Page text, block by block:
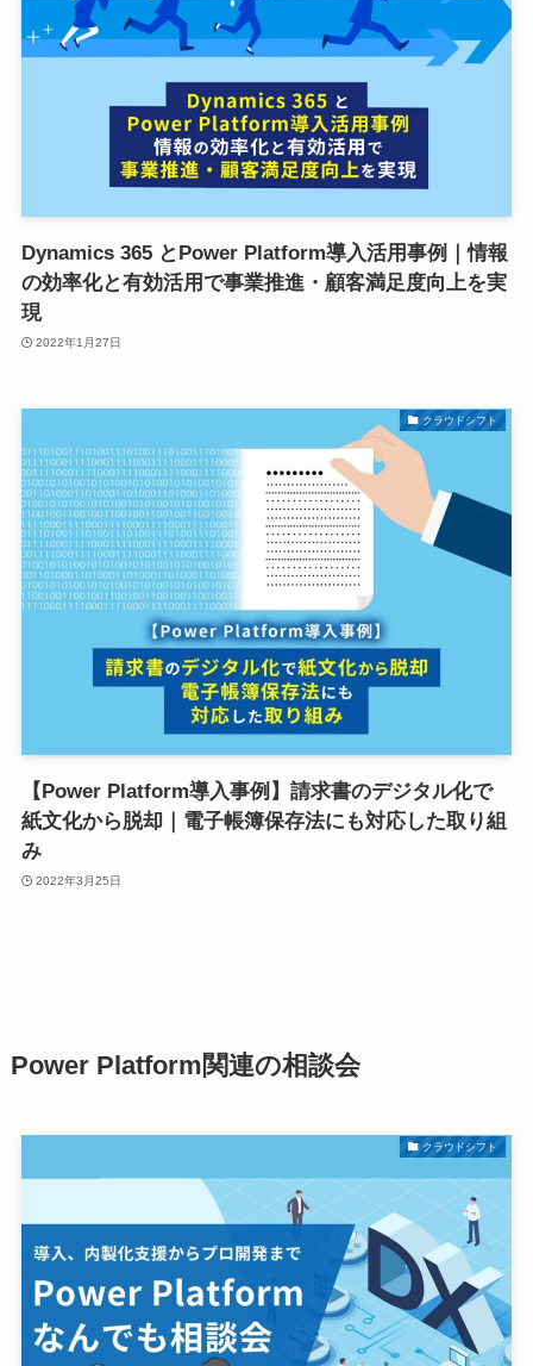
Dynamics 365 とPower Platform導入活用事例｜情報
の効率化と有効活用で事業推進・顧客満足度向上を実
現
2022年1月27日
クラウドシフト
【Power Platform導入事例】請求書のデジタル化で
紙文化から脱却｜電子帳簿保存法にも対応した取り組
み
2022年3月25日
Power Platform関連の相談会
クラウドシフト